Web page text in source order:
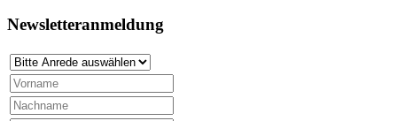
Newsletteranmeldung